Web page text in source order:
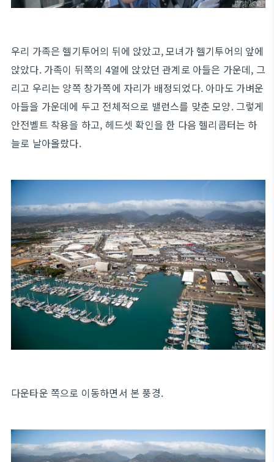
우리 가족은 헬기투어의 뒤에 앉았고, 모녀가 헬기투어의 앞에
앉았다. 가족이 뒤쪽의 4열에 앉았던 관계로 아들은 가운데, 그
리고 우리는 양쪽 창가쪽에 자리가 배정되었다. 아마도 가벼운
아들을 가운데에 두고 전체적으로 밸런스를 맞춘 모양. 그렇게
안전벨트 착용을 하고, 헤드셋 확인을 한 다음 헬리콥터는 하
늘로 날아올랐다.
다운타운 쪽으로 이동하면서 본 풍경.